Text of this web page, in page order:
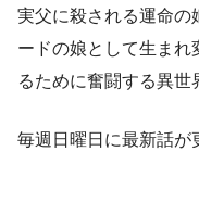
実父に殺される運命の
ードの娘として生ま
るために奮闘する異世
毎週日曜日に最新話が